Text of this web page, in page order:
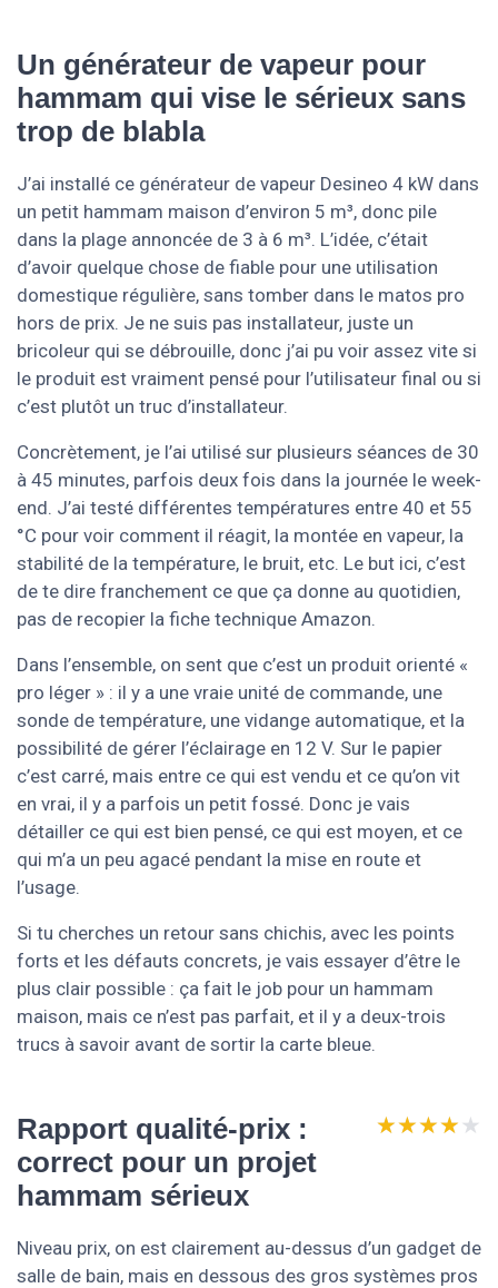
Un générateur de vapeur pour
hammam qui vise le sérieux sans
trop de blabla
J’ai installé ce générateur de vapeur Desineo 4 kW dans
un petit hammam maison d’environ 5 m³, donc pile
dans la plage annoncée de 3 à 6 m³. L’idée, c’était
d’avoir quelque chose de fiable pour une utilisation
domestique régulière, sans tomber dans le matos pro
hors de prix. Je ne suis pas installateur, juste un
bricoleur qui se débrouille, donc j’ai pu voir assez vite si
le produit est vraiment pensé pour l’utilisateur final ou si
c’est plutôt un truc d’installateur.
Concrètement, je l’ai utilisé sur plusieurs séances de 30
à 45 minutes, parfois deux fois dans la journée le week-
end. J’ai testé différentes températures entre 40 et 55
°C pour voir comment il réagit, la montée en vapeur, la
stabilité de la température, le bruit, etc. Le but ici, c’est
de te dire franchement ce que ça donne au quotidien,
pas de recopier la fiche technique Amazon.
Dans l’ensemble, on sent que c’est un produit orienté «
pro léger » : il y a une vraie unité de commande, une
sonde de température, une vidange automatique, et la
possibilité de gérer l’éclairage en 12 V. Sur le papier
c’est carré, mais entre ce qui est vendu et ce qu’on vit
en vrai, il y a parfois un petit fossé. Donc je vais
détailler ce qui est bien pensé, ce qui est moyen, et ce
qui m’a un peu agacé pendant la mise en route et
l’usage.
Si tu cherches un retour sans chichis, avec les points
forts et les défauts concrets, je vais essayer d’être le
plus clair possible : ça fait le job pour un hammam
maison, mais ce n’est pas parfait, et il y a deux-trois
trucs à savoir avant de sortir la carte bleue.
Rapport qualité-prix :
correct pour un projet
hammam sérieux
★★★★★
★★★★★
Niveau prix, on est clairement au-dessus d’un gadget de
salle de bain, mais en dessous des gros systèmes pros